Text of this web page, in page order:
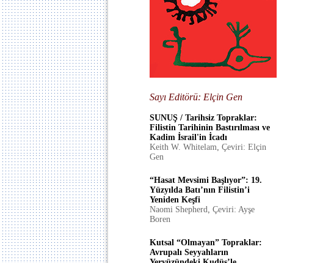
Sayı Editörü: Elçin Gen
SUNUŞ / Tarihsiz Topraklar:
Filistin Tarihinin Bastırılması ve
Kadim İsrail'in İcadı
Keith W. Whitelam, Çeviri: Elçin
Gen
“Hasat Mevsimi Başlıyor”: 19.
Yüzyılda Batı’nın Filistin’i
Yeniden Keşfi
Naomi Shepherd, Çeviri: Ayşe
Boren
Kutsal “Olmayan” Topraklar:
Avrupalı Seyyahların